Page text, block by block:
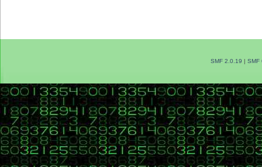
SMF 2.0.19 | SMF